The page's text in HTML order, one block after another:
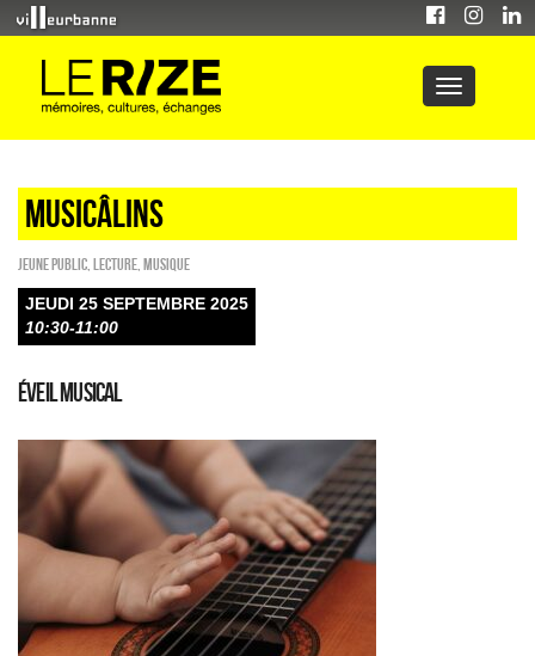
Musicâlins
Jeune public Lecture Musique
JEUDI 25 SEPTEMBRE 2025
10:30-11:00
Éveil musical